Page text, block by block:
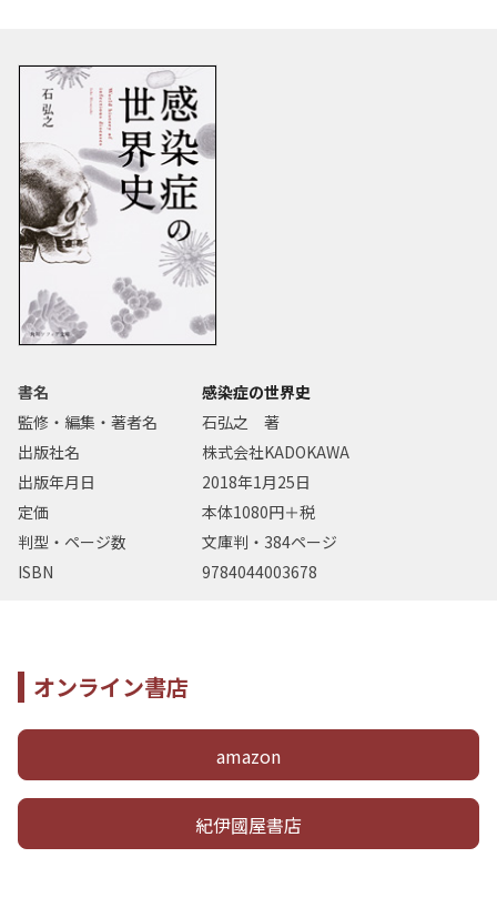
書名
感染症の世界史
監修・編集・著者名
石弘之 著
出版社名
株式会社KADOKAWA
出版年月日
2018年1月25日
定価
本体1080円＋税
判型・ページ数
文庫判・384ページ
ISBN
9784044003678
オンライン書店
amazon
紀伊國屋書店